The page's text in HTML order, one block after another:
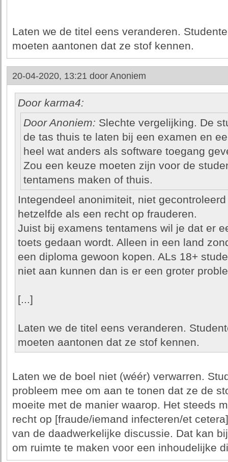
Laten we de titel eens veranderen.
moeten aantonen dat ze stof kennen.
20-04-2020, 13:21 door Anoniem
Door karma4:
Door Anoniem: Slechte vergelijking. De
de tas thuis te laten bij een examen en
heel wat anders als software toegang
Zou een keuze moeten zijn voor de
tentamens maken of thuis.
Integendeel anonimiteit, niet
hetzelfde als een recht op frauderen.
Juist bij examens tentamens wil je dat er
toets gedaan wordt. Alleen in een land
een diploma gewoon kopen. ALs 18+
niet aan kunnen dan is er een groter
[...]
Laten we de titel eens veranderen.
moeten aantonen dat ze stof kennen.
Laten we de boel niet (wéér) verwarren.
probleem mee om aan te tonen dat ze de
moeite met de manier waarop. Het steeds
recht op [fraude/iemand infecteren/et
van de daadwerkelijke discussie. Dat kan
om ruimte te maken voor een inhoudelijke